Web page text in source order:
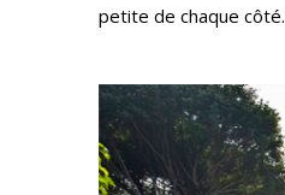
petite de chaque côté.